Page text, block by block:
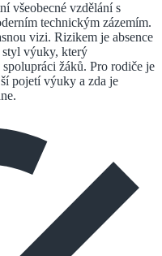
všeobecné vzdělání s
technickým zázemím.
vizi. Rizikem je absence
styl výuky, který
žáků. Pro rodiče je
pojetí výuky a zda je